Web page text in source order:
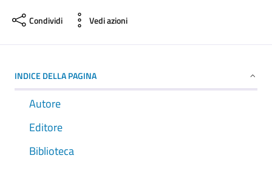
Condividi Vedi azioni
INDICE DELLA PAGINA
Autore
Editore
Biblioteca